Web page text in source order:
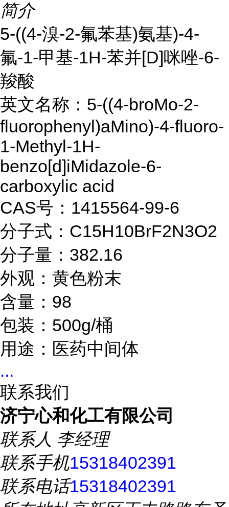
简介
5-((4-溴-2-氟苯基)氨基)-4-
氟-1-甲基-1H-苯并[D]咪唑-6-
羧酸
英文名称：5-((4-broMo-2-
fluorophenyl)aMino)-4-fluoro-
1-Methyl-1H-
benzo[d]iMidazole-6-
carboxylic acid
CAS号：1415564-99-6
分子式：C15H10BrF2N3O2
分子量：382.16
外观：黄色粉末
含量：98
包装：500g/桶
用途：医药中间体
...
联系我们
济宁心和化工有限公司
联系人 李经理
联系手机15318402391
联系电话15318402391